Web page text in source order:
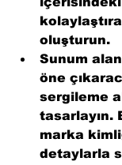
oluşturun.
Sunum
öne
sergileme
tasarlayın.
marka
detaylarla